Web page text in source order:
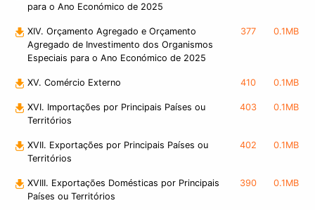
para o Ano Económico de 2025
XIV. Orçamento Agregado e Orçamento
Agregado de Investimento dos Organismos
Especiais para o Ano Económico de 2025
377 0.1MB
XV. Comércio Externo 410 0.1MB
XVI. Importações por Principais Países ou
Territórios
403 0.1MB
XVII. Exportações por Principais Países ou
Territórios
402 0.1MB
XVIII. Exportações Domésticas por Principais
Países ou Territórios
390 0.1MB